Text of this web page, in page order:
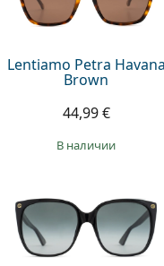
Lentiamo Petra Havana
Brown
44,99 €
в наличии